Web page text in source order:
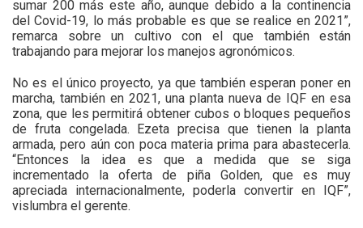
sumar 200 más este año, aunque debido a la continencia
del Covid-19, lo más probable es que se realice en 2021”,
remarca sobre un cultivo con el que también están
trabajando para mejorar los manejos agronómicos.
No es el único proyecto, ya que también esperan poner en
marcha, también en 2021, una planta nueva de IQF en esa
zona, que les permitirá obtener cubos o bloques pequeños
de fruta congelada. Ezeta precisa que tienen la planta
armada, pero aún con poca materia prima para abastecerla.
“Entonces la idea es que a medida que se siga
incrementado la oferta de piña Golden, que es muy
apreciada internacionalmente, poderla convertir en IQF”,
vislumbra el gerente.